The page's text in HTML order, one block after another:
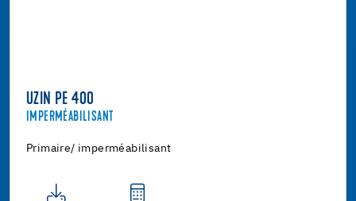
UZIN PE 400
IMPERMÉABILISANT
Primaire/ imperméabilisant